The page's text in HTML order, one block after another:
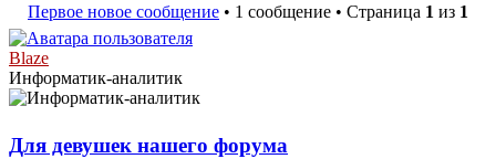
Первое новое сообщение • 1 сообщение • Страница 1 из 1
Blaze
Информатик-аналитик
Для девушек нашего форума